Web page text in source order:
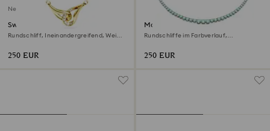
Neu
Swarovski Classica Anhänger
Rundschliff, Ineinandergreifend, Weiß,
250 EUR
Matrix Halskette
Rundschliffe im Farbverlauf,
250 EUR